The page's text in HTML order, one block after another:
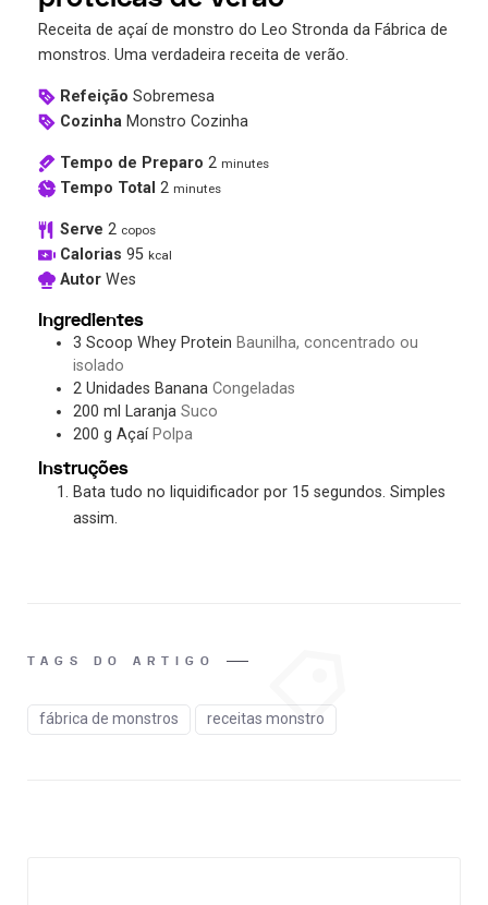
Receita de açaí de monstro do Leo Stronda da Fábrica de
monstros. Uma verdadeira receita de verão.
Refeição Sobremesa
Cozinha Monstro Cozinha
Tempo de Preparo 2 minutes
Tempo Total 2 minutes
Serve 2 copos
Calorias 95 kcal
Autor Wes
Ingredientes
3 Scoop Whey Protein Baunilha, concentrado ou
isolado
2 Unidades Banana Congeladas
200 ml Laranja Suco
200 g Açaí Polpa
Instruções
Bata tudo no liquidificador por 15 segundos. Simples
assim.
TAGS DO ARTIGO
fábrica de monstros receitas monstro